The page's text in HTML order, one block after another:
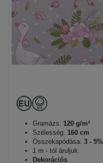
Gramázs: 120 g/m²
Szélesség: 160 cm
Összekapódása: 3 - 5%
1 m - tól áruljuk.
Dekorációs